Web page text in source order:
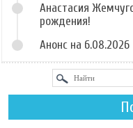
Анастасия
рождения!
Анонс на 6.08.2026